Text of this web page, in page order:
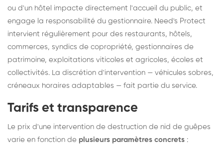
ou d'un hôtel impacte directement l'accueil du public, et
engage la responsabilité du gestionnaire. Need's Protect
intervient régulièrement pour des restaurants, hôtels,
commerces, syndics de copropriété, gestionnaires de
patrimoine, exploitations viticoles et agricoles, écoles et
collectivités. La discrétion d'intervention — véhicules sobres,
créneaux horaires adaptables — fait partie du service.
Tarifs et transparence
Le prix d'une intervention de destruction de nid de guêpes
varie en fonction de plusieurs paramètres concrets :